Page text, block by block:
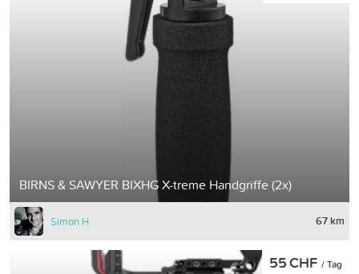
BIRNS & SAWYER BIXHG X-treme Handgriffe (2x)
Simon H 67 km
55 CHF / Tag